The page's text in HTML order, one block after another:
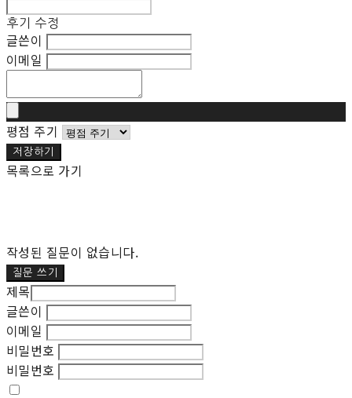
후기 수정
글쓴이
이메일
평점 주기
저장하기
목록으로 가기
작성된 질문이 없습니다.
질문 쓰기
제목
글쓴이
이메일
비밀번호
비밀번호